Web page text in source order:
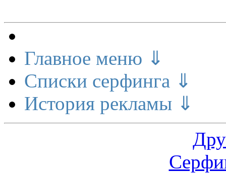
Главное меню ⇓
Списки серфинга ⇓
История рекламы ⇓